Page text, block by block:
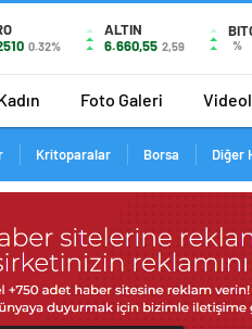
0.32%
ALTIN
6.660,55 2,59 %
Foto Galeri
Kritoparalar Borsa Diğer